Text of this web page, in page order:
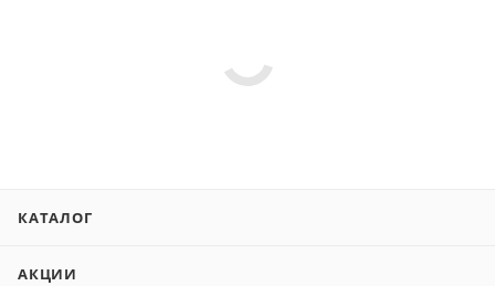
КАТАЛОГ
АКЦИИ